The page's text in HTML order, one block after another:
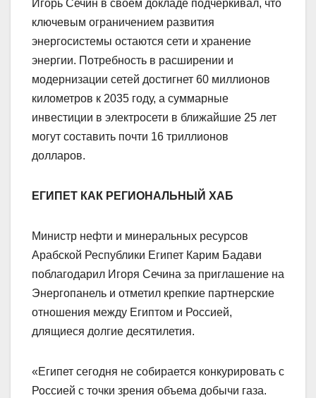
Игорь Сечин в своем докладе подчеркивал, что
ключевым ограничением развития
энергосистемы остаются сети и хранение
энергии. Потребность в расширении и
модернизации сетей достигнет 60 миллионов
километров к 2035 году, а суммарные
инвестиции в электросети в ближайшие 25 лет
могут составить почти 16 триллионов
долларов.
ЕГИПЕТ КАК РЕГИОНАЛЬНЫЙ ХАБ
Министр нефти и минеральных ресурсов
Арабской Республики Египет Карим Бадави
поблагодарил Игоря Сечина за приглашение на
Энергопанель и отметил крепкие партнерские
отношения между Египтом и Россией,
длящиеся долгие десятилетия.
«Египет сегодня не собирается конкурировать с
Россией с точки зрения объема добычи газа.